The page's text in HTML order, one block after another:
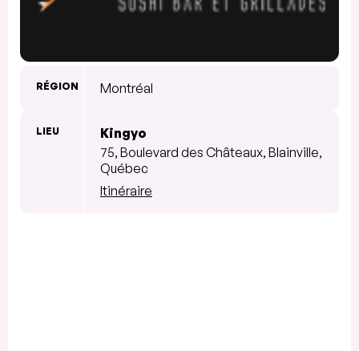
RÉGION Montréal
LIEU
Kingyo
75, Boulevard des Châteaux, Blainville,
Québec
Itinéraire